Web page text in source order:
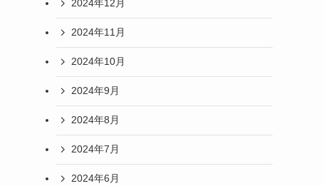
2024年12月
2024年11月
2024年10月
2024年9月
2024年8月
2024年7月
2024年6月